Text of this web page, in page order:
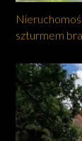
szturmem